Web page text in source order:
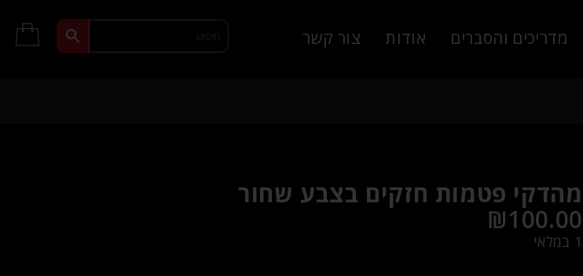
מדריכים והסברים אודות צור קשר
מהדקי פטמות חזקים בצבע שחור
₪100.00
1 במלאי